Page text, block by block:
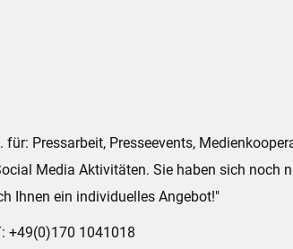
für: Pressarbeit, Presseevents,
Media Aktivitäten. Sie haben sich noch
Ihnen ein individuelles Angebot!"
+49(0)170 1041018